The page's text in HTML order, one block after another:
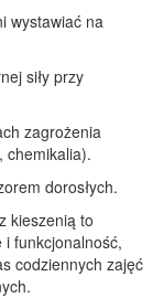
wystawiać na
siły przy
zagrożenia
chemikalia).
dorosłych.
kieszenią to
i funkcjonalność,
codziennych zajęć